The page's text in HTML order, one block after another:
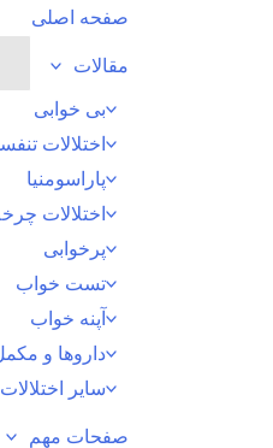
صفحه اصلی
مقالات
بی خوابی
اختلالات
پاراسومنیا
اختلالات
پرخوابی
تست خواب
آپنه خواب
داروها و
سایر
صفحات مهم